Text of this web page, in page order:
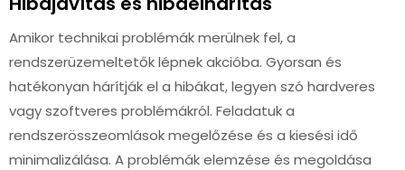
Amikor technikai problémák merülnek fel, a
rendszerüzemeltetők lépnek akcióba. Gyorsan és
hatékonyan hárítják el a hibákat, legyen szó hardveres
vagy szoftveres problémákról. Feladatuk a
rendszerösszeomlások megelőzése és a kiesési idő
minimalizálása. A problémák elemzése és megoldása